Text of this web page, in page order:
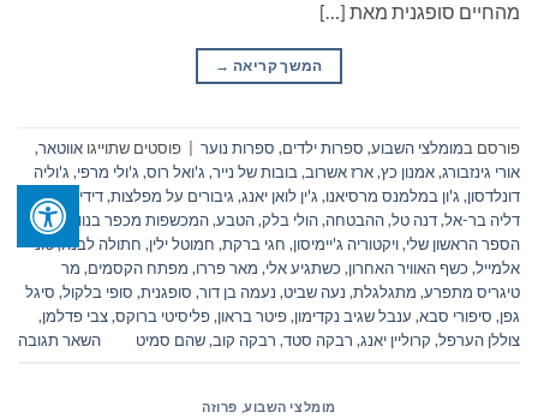
מהחיים סופגנית מאת […]
המשך קריאה →
פורסם במומלצי השבוע, ספרות ילדים, ספרות נוער פוסטים שתוייגו אווטאר,
אורי גינזבורג,אמנון כץ,ארז אשרוב,בובות של נייר, ג'ואל רוס, ג'ולי מרפי, ג'וליה
דונלדסון, ג'ון במלמנס מרסיאנו, ג'ין לואן יאנג, גיבורים על מפלצות,דידי פרימור
דליה בר-אל,דנה טל,ההבטחה,הולי בלק,הטבע,המכשפות מכפר בנוונטו,
הספר הראשון שלי,ויקטוריה ג'יימיסון, חגי ברקת, חמוטל ילין, חתולה לבנה,טוני
אלמייל, כשף האוויר האחרון, כשתגיע אלי, מאר פררו, מפתח הקסמים, מר
טיגריס מתפרע, מתגלגלת, נעה שביט, נעמה בן דור, סופגנית, סופי בלקול, סיגל
גפן, סיפורי סבא, ענבל שגיב נקדימון,פיטר בראון,פליסיטי ברוקס,צבי פדלמן,
צוללן הערפל, קרוליין יאנג, רבקה סטד, רבקה קוב,שהם סמיט השאר תגובה
מומלצי השבוע, פרוזה